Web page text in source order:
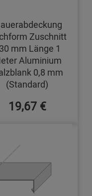
Zuschnitt
mm Länge 1
Aluminium
0,8 mm
(Standard)
19,67 €